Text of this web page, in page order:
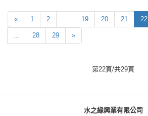
« 1 2 ... 19 20 21 22
... 28 29 »
第22頁/共29頁
水之緣興業有限公司